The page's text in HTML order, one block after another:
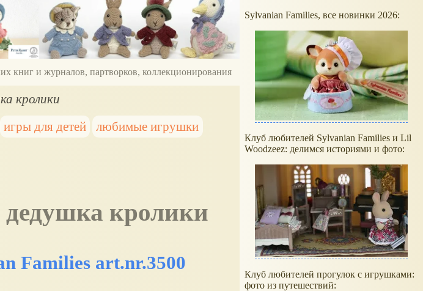
книг и журналов, партворков, коллекционирования
кролики
игры для детей любимые игрушки
дедушка кролики
Families art.nr.3500
Sylvanian Families, все новинки 2026:
Клуб любителей Sylvanian Families и Lil
Woodzeez: делимся историями и фото:
Клуб любителей прогулок с игрушками:
фото из путешествий: